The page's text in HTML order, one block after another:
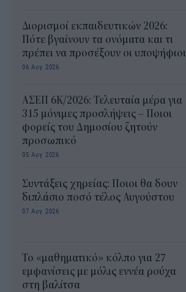
Διορισμοί εκπαιδευτικών 2026:
Πότε βγαίνουν τα ονόματα και τι
πρέπει να προσέξουν οι υποψήφιοι
06 Αυγ 2026
ΑΣΕΠ 6Κ/2026: Τελευταία μέρα για
315 μόνιμες προσλήψεις – Ποιοι
φορείς του Δημοσίου ζητούν
προσωπικό
05 Αυγ 2026
Συντάξεις χηρείας: Ποιοι θα δουν
διπλάσιο ποσό τέλος Αυγούστου
07 Αυγ 2026
Το «μαθηματικό» κόλπο για 27
εμφανίσεις με μόλις εννέα ρούχα
στη βαλίτσα